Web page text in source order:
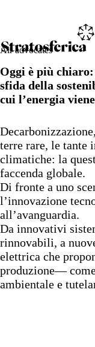
Air advocates
Oggi è più
sfida della
cui l’energia
terre rare, le tante
climatiche: la
faccenda globale.
Di fronte a uno
l’innovazione
all’avanguardia.
Da innovativi
rinnovabili, a
elettrica che
produzione—
ambientale e